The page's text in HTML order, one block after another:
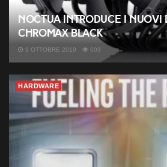
Noctua introduce i nuovi
Chromax Black
9 OTTOBRE 2019 603
HARDWARE